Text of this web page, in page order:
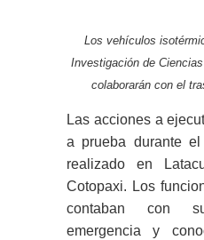
Los vehículos
Investigación de
colaborarán con el
Las acciones a
a prueba durante el
realizado en
Cotopaxi. Los
contaban con
emergencia y